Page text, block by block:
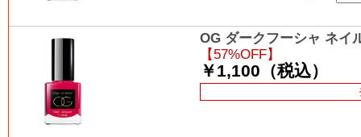
OG ダークフーシャ ネイ
【57%OFF】
￥1,100（税込）